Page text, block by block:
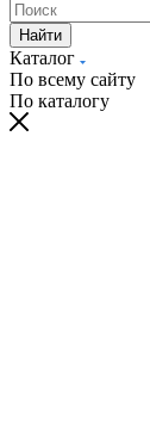
Найти
Каталог
По всему сайту
По каталогу